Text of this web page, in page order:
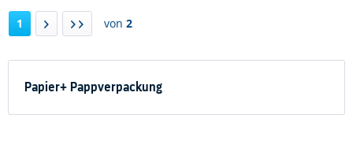
1 von 2
Papier+ Pappverpackung